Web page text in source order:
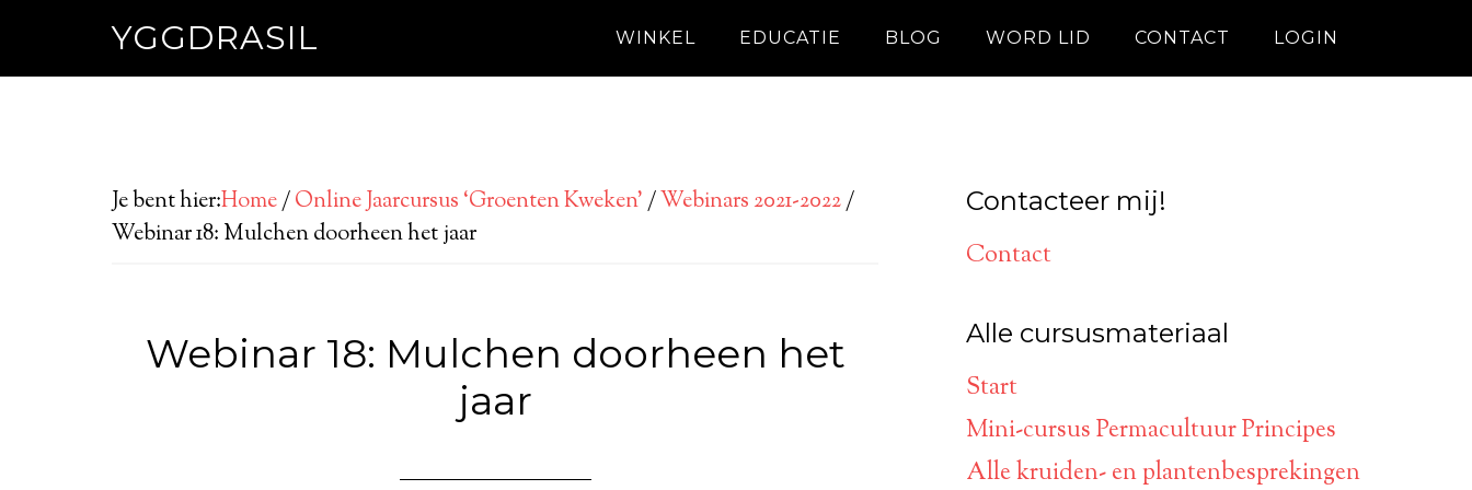
YGGDRASIL WINKEL EDUCATIE BLOG WORD LID CONTACT LOGIN
Je bent hier:Home/Online Jaarcursus ‘Groenten Kweken’/Webinars 2021-2022/
Webinar 18: Mulchen doorheen het jaar
Webinar 18: Mulchen doorheen het
jaar
Contacteer mij!
Contact
Alle cursusmateriaal
Start
Mini-cursus Permacultuur Principes
Alle kruiden- en plantenbesprekingen